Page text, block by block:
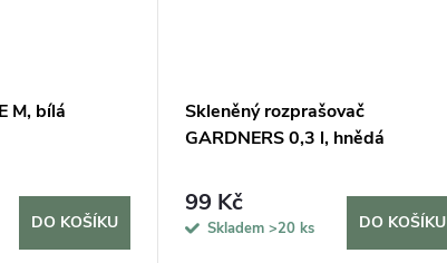
M, bílá
DO KOŠÍKU
Skleněný rozprašovač
GARDNERS 0,3 l, hnědá
99 Kč
Skladem >20 ks DO KOŠÍKU